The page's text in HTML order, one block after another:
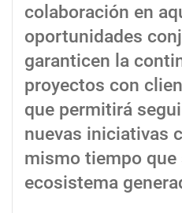
colaboración en
oportunidades
garanticen la
proyectos con
que permitirá
nuevas iniciativas
mismo tiempo que
ecosistema